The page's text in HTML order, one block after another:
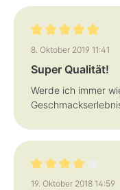
Bewertung mit 5
8. Oktober 2019 11:41
Super Qualität!
Werde ich immer
Bewertung mit 4
19. Oktober 2018 14:59